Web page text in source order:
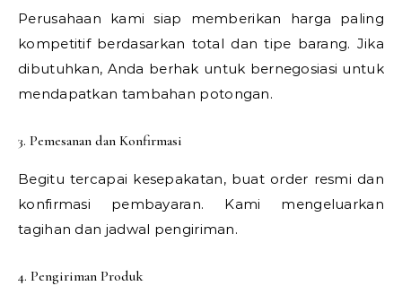
Perusahaan kami siap memberikan harga paling
kompetitif berdasarkan total dan tipe barang. Jika
dibutuhkan, Anda berhak untuk bernegosiasi untuk
mendapatkan tambahan potongan.
3. Pemesanan dan Konfirmasi
Begitu tercapai kesepakatan, buat order resmi dan
konfirmasi pembayaran. Kami mengeluarkan
tagihan dan jadwal pengiriman.
4. Pengiriman Produk